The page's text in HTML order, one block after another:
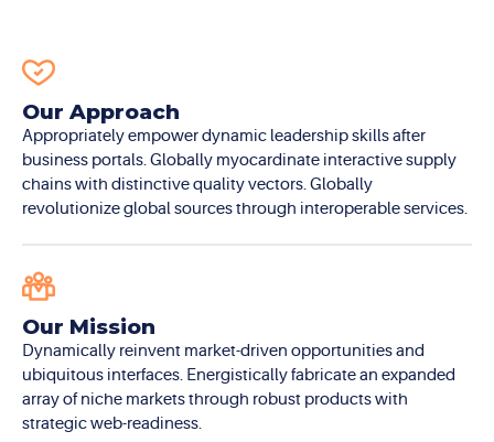
Our Approach
Appropriately empower dynamic leadership skills after
business portals. Globally myocardinate interactive supply
chains with distinctive quality vectors. Globally
revolutionize global sources through interoperable services.
Our Mission
Dynamically reinvent market-driven opportunities and
ubiquitous interfaces. Energistically fabricate an expanded
array of niche markets through robust products with
strategic web-readiness.